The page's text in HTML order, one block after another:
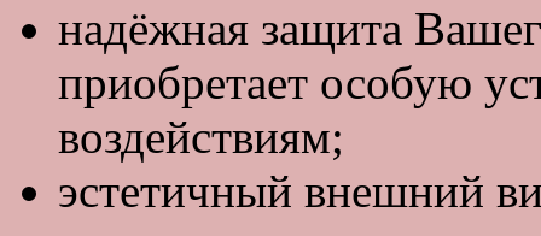
надёжная защита
приобретает особую
воздействиям;
эстетичный внешний